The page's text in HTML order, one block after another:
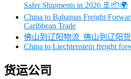
Safer Shipments in 2026 🚢📦🌍
China to Bahamas Freight
Caribbean Trade
佛山到辽阳物流_佛山到辽阳
China to Liechtenstein freight
货运公司